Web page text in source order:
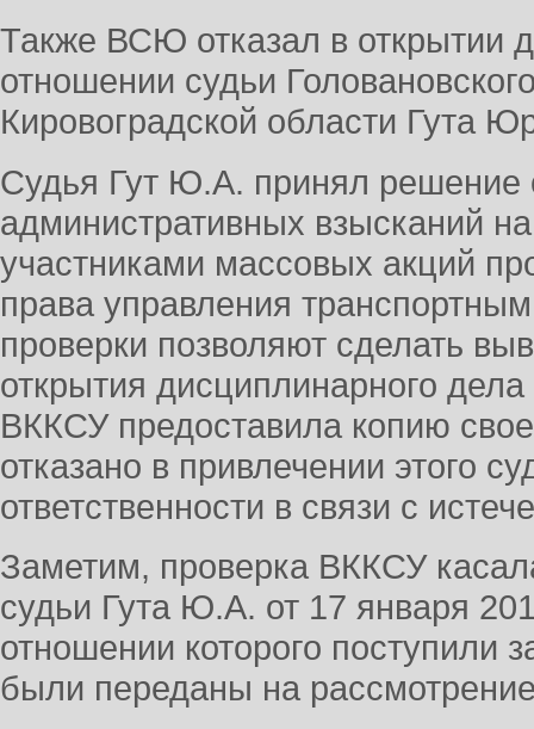
Также ВСЮ отказал в открытии
отношении судьи
Кировоградской области Гута
Судья Гут Ю.А. принял решение
административных взысканий
участниками массовых акций
права управления
проверки позволяют сделать
открытия дисциплинарного
ВККСУ предоставила копию
отказано в привлечении этого
ответственности в связи с
Заметим, проверка ВККСУ
судьи Гута Ю.А. от 17 января
отношении которого поступили
были переданы на